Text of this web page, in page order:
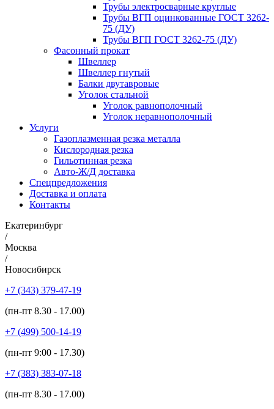
Трубы электросварные круглые
Трубы ВГП оцинкованные ГОСТ 3262-
75 (ДУ)
Трубы ВГП ГОСТ 3262-75 (ДУ)
Фасонный прокат
Швеллер
Швеллер гнутый
Балки двутавровые
Уголок стальной
Уголок равнополочный
Уголок неравнополочный
Услуги
Газоплазменная резка металла
Кислородная резка
Гильотинная резка
Авто-Ж/Д доставка
Спецпредложения
Доставка и оплата
Контакты
Екатеринбург
/
Москва
/
Новосибирск
+7 (343) 379-47-19
(пн-пт 8.30 - 17.00)
+7 (499) 500-14-19
(пн-пт 9:00 - 17.30)
+7 (383) 383-07-18
(пн-пт 8.30 - 17.00)